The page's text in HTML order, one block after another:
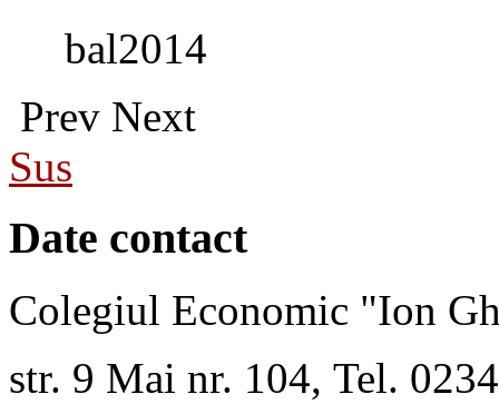
bal2014
Prev Next
Sus
Date contact
Colegiul Economic "Ion
str. 9 Mai nr. 104, Tel.